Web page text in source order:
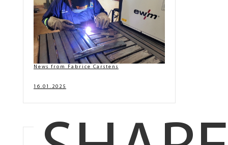
News from Fabrice Carstens
16.01.2025